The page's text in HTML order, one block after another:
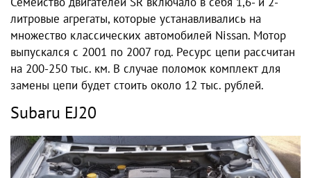
литровые агрегаты, которые устанавливались на
множество классических автомобилей Nissan. Мотор
выпускался с 2001 по 2007 год. Ресурс цепи рассчитан
на 200-250 тыс. км. В случае поломок комплект для
замены цепи будет стоить около 12 тыс. рублей.
Subaru EJ20